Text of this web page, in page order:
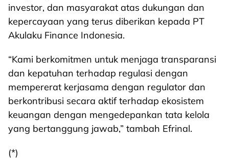
investor, dan masyarakat atas dukungan dan
kepercayaan yang terus diberikan kepada PT
Akulaku Finance Indonesia.
“Kami berkomitmen untuk menjaga transparansi
dan kepatuhan terhadap regulasi dengan
mempererat kerjasama dengan regulator dan
berkontribusi secara aktif terhadap ekosistem
keuangan dengan mengedepankan tata kelola
yang bertanggung jawab,” tambah Efrinal.
(*)